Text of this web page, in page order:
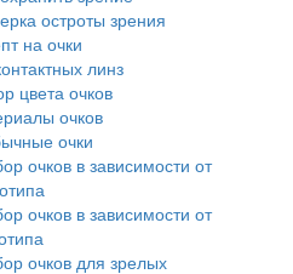
остроты зрения
на очки
линз
цвета очков
очков
очки
очков в зависимости от
очков в зависимости от
очков для зрелых